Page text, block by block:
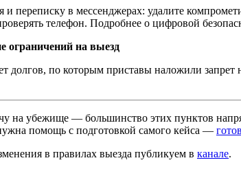
и переписку в мессенджерах: удалите
телефон. Подробнее о цифровой
ограничений на выезд
долгов, по которым приставы наложили
на убежище — большинство этих пунктов
помощь с подготовкой самого кейса —
в правилах выезда публикуем в канале.